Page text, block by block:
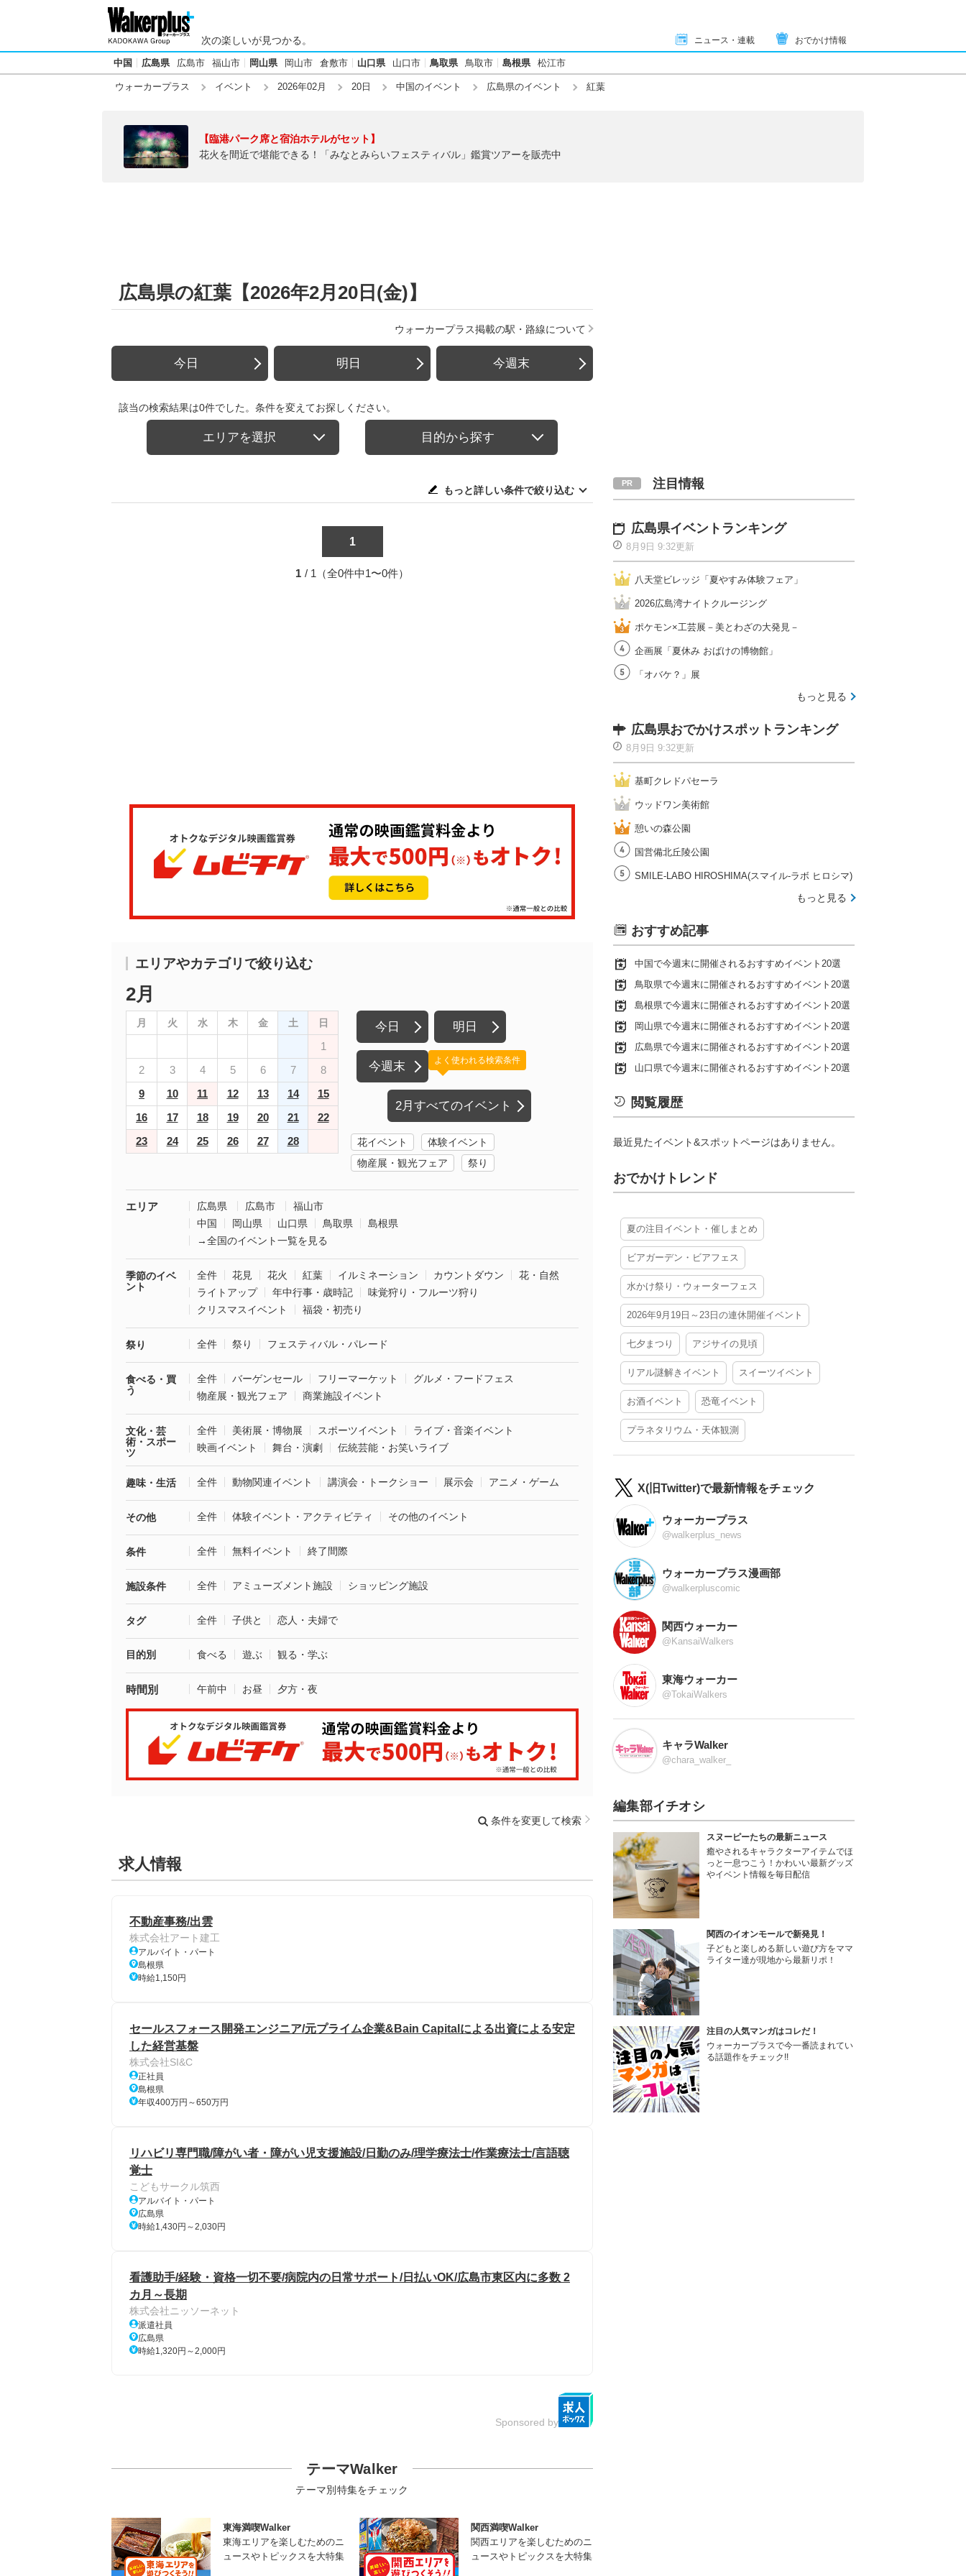
次の楽しいが見つかる。 ニュース・連載 おでかけ情報
中国 広島県 広島市 福山市 岡山県 岡山市 倉敷市 山口県 山口市 鳥取県 鳥取市 島根県 松江市
ウォーカープラス イベント 2026年02月 20日 中国のイベント 広島県のイベント 紅葉
【臨港パーク席と宿泊ホテルがセット】
花火を間近で堪能できる！「みなとみらいフェスティバル」鑑賞ツアーを販売中
広島県の紅葉【2026年2月20日(金)】
ウォーカープラス掲載の駅・路線について
今日 明日 今週末
該当の検索結果は0件でした。条件を変えてお探しください。
エリアを選択 目的から探す
もっと詳しい条件で絞り込む
1
1 / 1（全0件中1〜0件）
エリアやカテゴリで絞り込む
2月
月 火 水 木 金 土 日
1
2
3 4 5 6 7
8
9
10 11 12 13 14
15
16
17 18 19 20 21
22
23
24 25 26 27 28
今日 明日
今週末
2月すべてのイベント
よく使われる検索条件
花イベント
体験イベント
物産展・観光フェア
祭り
エリア 広島県 広島市
福山市
中国
岡山県 山口県 鳥取県
島根県
→全国のイベント一覧を見る
季節のイベ
ント
全件 花見 花火 紅葉 イルミネーション カウントダウン
花・自然
ライトアップ
年中行事・歳時記
味覚狩り・フルーツ狩り
クリスマスイベント
福袋・初売り
祭り 全件 祭り フェスティバル・パレード
食べる・買
う
全件 バーゲンセール フリーマーケット
グルメ・フードフェス
物産展・観光フェア
商業施設イベント
文化・芸
術・スポー
ツ
全件 美術展・博物展 スポーツイベント
ライブ・音楽イベント
映画イベント
舞台・演劇 伝統芸能・お笑いライブ
趣味・生活 全件 動物関連イベント 講演会・トークショー 展示会 アニメ・ゲーム
その他 全件 体験イベント・アクティビティ その他のイベント
条件 全件 無料イベント 終了間際
施設条件 全件 アミューズメント施設 ショッピング施設
タグ 全件 子供と 恋人・夫婦で
目的別 食べる 遊ぶ 観る・学ぶ
時間別 午前中 お昼 夕方・夜
条件を変更して検索
求人情報
不動産事務/出雲
株式会社アート建工
アルバイト・パート
島根県
時給1,150円
セールスフォース開発エンジニア/元プライム企業&Bain Capitalによる出資による安定
した経営基盤
株式会社SI&C
正社員
島根県
年収400万円～650万円
リハビリ専門職/障がい者・障がい児支援施設/日勤のみ/理学療法士/作業療法士/言語聴
覚士
こどもサークル筑西
アルバイト・パート
広島県
時給1,430円～2,030円
看護助手/経験・資格一切不要/病院内の日常サポート/日払いOK/広島市東区内に多数 2
カ月～長期
株式会社ニッソーネット
派遣社員
広島県
時給1,320円～2,000円
Sponsored by
テーマWalker
テーマ別特集をチェック
東海満喫Walker
東海エリアを楽しむためのニ
ュースやトピックスを大特集
関西満喫Walker
関西エリアを楽しむためのニ
ュースやトピックスを大特集
注目情報
広島県イベントランキング
8月9日 9:32更新
八天堂ビレッジ「夏やすみ体験フェア」
2026広島湾ナイトクルージング
ポケモン×工芸展－美とわざの大発見－
企画展「夏休み おばけの博物館」
「オバケ？」展
もっと見る
広島県おでかけスポットランキング
8月9日 9:32更新
基町クレドパセーラ
ウッドワン美術館
憩いの森公園
国営備北丘陵公園
SMILE-LABO HIROSHIMA(スマイル-ラボ ヒロシマ)
もっと見る
おすすめ記事
中国で今週末に開催されるおすすめイベント20選
鳥取県で今週末に開催されるおすすめイベント20選
島根県で今週末に開催されるおすすめイベント20選
岡山県で今週末に開催されるおすすめイベント20選
広島県で今週末に開催されるおすすめイベント20選
山口県で今週末に開催されるおすすめイベント20選
閲覧履歴
最近見たイベント&スポットページはありません。
おでかけトレンド
夏の注目イベント・催しまとめ
ビアガーデン・ビアフェス
水かけ祭り・ウォーターフェス
2026年9月19日～23日の連休開催イベント
七夕まつり アジサイの見頃
リアル謎解きイベント スイーツイベント
お酒イベント 恐竜イベント
プラネタリウム・天体観測
X(旧Twitter)で最新情報をチェック
ウォーカープラス
@walkerplus_news
ウォーカープラス漫画部
@walkerpluscomic
関西ウォーカー
@KansaiWalkers
東海ウォーカー
@TokaiWalkers
キャラWalker
@chara_walker_
編集部イチオシ
スヌーピーたちの最新ニュース
癒やされるキャラクターアイテムでほ
っと一息つこう！かわいい最新グッズ
やイベント情報を毎日配信
関西のイオンモールで新発見！
子どもと楽しめる新しい遊び方をママ
ライター達が現地から最新リポ！
注目の人気マンガはコレだ！
ウォーカープラスで今一番読まれてい
る話題作をチェック!!